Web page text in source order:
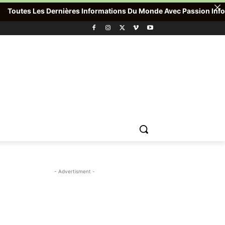
- Advertisment -
Les Dernières Informations Du Monde Avec Passion Info